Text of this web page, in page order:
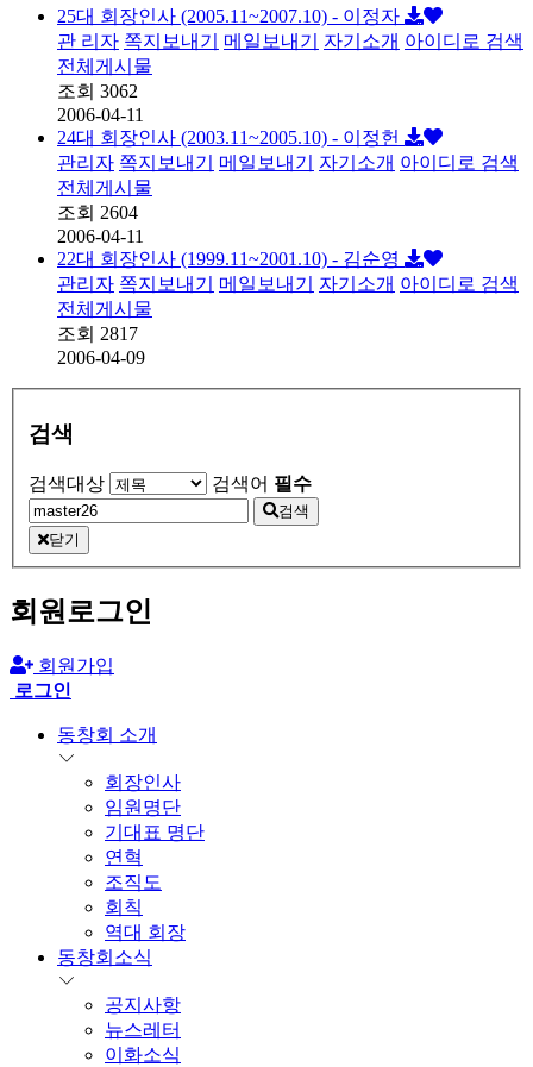
25대 회장인사 (2005.11~2007.10) - 이정자
관 리자 쪽지보내기 메일보내기 자기소개 아이디로 검색
전체게시물
조회 3062
2006-04-11
24대 회장인사 (2003.11~2005.10) - 이정헌
관리자 쪽지보내기 메일보내기 자기소개 아이디로 검색
전체게시물
조회 2604
2006-04-11
22대 회장인사 (1999.11~2001.10) - 김순영
관리자 쪽지보내기 메일보내기 자기소개 아이디로 검색
전체게시물
조회 2817
2006-04-09
검색
검색대상 검색어 필수
검색
닫기
회원로그인
회원가입
로그인
동창회 소개
회장인사
임원명단
기대표 명단
연혁
조직도
회칙
역대 회장
동창회소식
공지사항
뉴스레터
이화소식